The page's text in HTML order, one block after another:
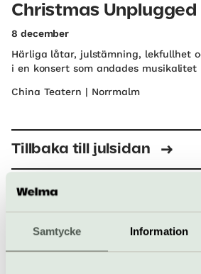
Samtycke Information
Christmas Unplugged
8 december
Härliga låtar, julstämning, lekfullhet
i en konsert som andades musikalitet
China Teatern | Norrmalm
Tillbaka till julsidan